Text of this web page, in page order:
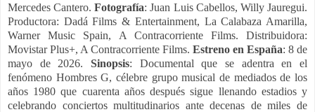
Mercedes Cantero.Fotografía: Juan Luis Cabellos, Willy Jauregui.
Productora: Dadá Films & Entertainment, La Calabaza Amarilla,
Warner Music Spain, A Contracorriente Films. Distribuidora:
Movistar Plus+, A Contracorriente Films. Estreno en España: 8 de
mayo de 2026. Sinopsis: Documental que se adentra en el
fenómeno Hombres G, célebre grupo musical de mediados de los
años 1980 que cuarenta años después sigue llenando estadios y
celebrando conciertos multitudinarios ante decenas de miles de